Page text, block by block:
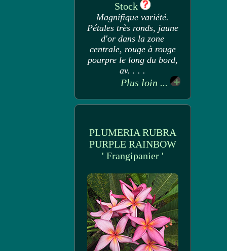
Stock
Magnifique variété.
Pétales très ronds, jaune
d'or dans la zone
centrale, rouge à rouge
pourpre le long du bord,
av. . . .
Plus loin ...
PLUMERIA RUBRA
PURPLE RAINBOW
' Frangipanier '